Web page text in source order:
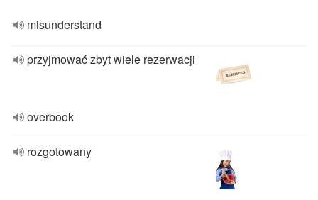
misunderstand
przyjmować zbyt wiele rezerwacji
overbook
rozgotowany